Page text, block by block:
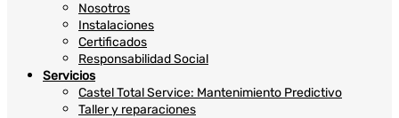
Nosotros
Instalaciones
Certificados
Responsabilidad Social
Servicios
Castel Total Service: Mantenimiento Predictivo
Taller y reparaciones